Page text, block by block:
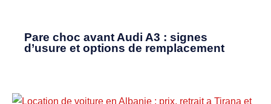
Pare choc avant Audi A3 : signes
d’usure et options de remplacement